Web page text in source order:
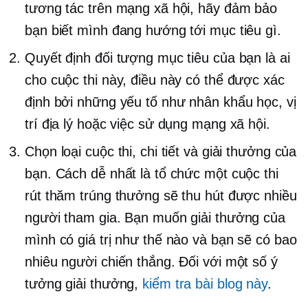
tương tác trên mạng xã hội, hãy đảm bảo
bạn biết mình đang hướng tới mục tiêu gì.
Quyết định đối tượng mục tiêu của bạn là ai
cho cuộc thi này, điều này có thể được xác
định bởi những yếu tố như nhân khẩu học, vị
trí địa lý hoặc việc sử dụng mạng xã hội.
Chọn loại cuộc thi, chi tiết và giải thưởng của
bạn. Cách dễ nhất là tổ chức một cuộc thi
rút thăm trúng thưởng sẽ thu hút được nhiều
người tham gia. Bạn muốn giải thưởng của
mình có giá trị như thế nào và bạn sẽ có bao
nhiêu người chiến thắng. Đối với một số ý
tưởng giải thưởng, kiểm tra bài blog này.